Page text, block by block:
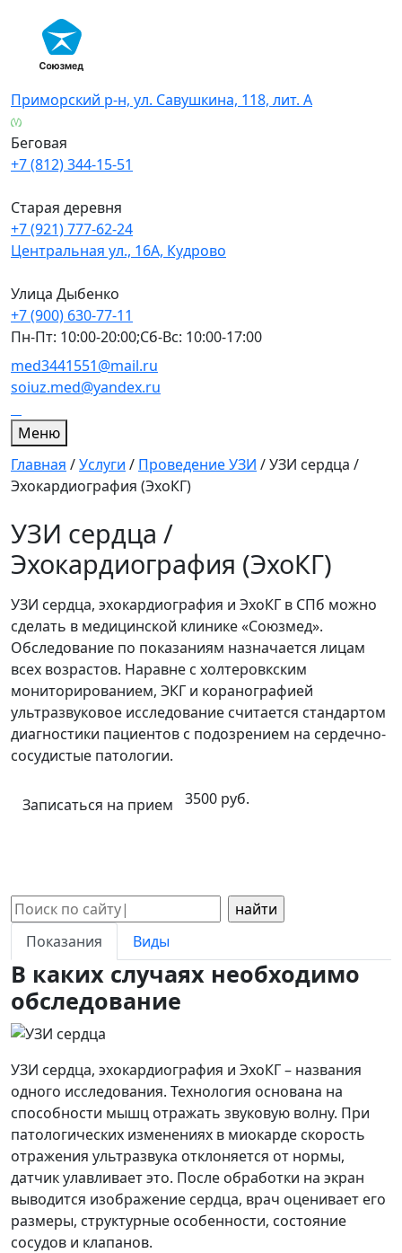
content
Приморский р-н, ул. Савушкина, 118, лит. А
Беговая
+7 (812) 344-15-51
Старая деревня
+7 (921) 777-62-24
Центральная ул., 16А, Кудрово
Улица Дыбенко
+7 (900) 630-77-11
Пн-Пт: 10:00-20:00;Сб-Вс: 10:00-17:00
med3441551@mail.ru
soiuz.med@yandex.ru
Меню
Главная /Услуги / Проведение УЗИ /УЗИ сердца /
Эхокардиография (ЭхоКГ)
УЗИ сердца /
Эхокардиография (ЭхоКГ)
УЗИ сердца, эхокардиография и ЭхоКГ в СПб можно
сделать в медицинской клинике «Союзмед».
Обследование по показаниям назначается лицам
всех возрастов. Наравне с холтеровкским
мониторированием, ЭКГ и коранографией
ультразвуковое исследование считается стандартом
диагностики пациентов с подозрением на сердечно-
сосудистые патологии.
Записаться на прием 3500 руб.
Поиск:
Показания
Виды
В каких случаях необходимо
обследование
УЗИ сердца, эхокардиография и ЭхоКГ – названия
одного исследования. Технология основана на
способности мышц отражать звуковую волну. При
патологических изменениях в миокарде скорость
отражения ультразвука отклоняется от нормы,
датчик улавливает это. После обработки на экран
выводится изображение сердца, врач оценивает его
размеры, структурные особенности, состояние
сосудов и клапанов.